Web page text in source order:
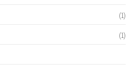
(1)
(1)